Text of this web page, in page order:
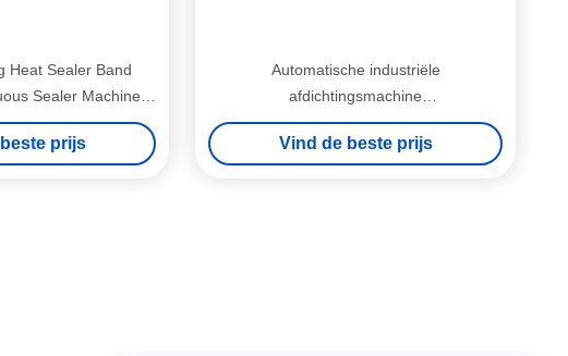
Heat Sealer Band
Sealer Machine
afdichten
prijs
Automatische industriële
afdichtingsmachine
Vermoeidheidsbestendige continue band
warmteverzegel
Vind de beste prijs